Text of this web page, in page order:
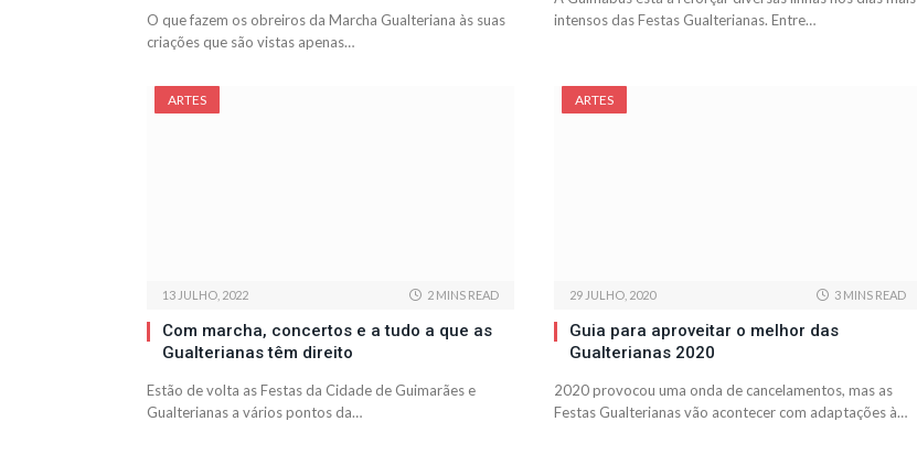
O que fazem os obreiros da Marcha Gualteriana às suas
criações que são vistas apenas…
intensos das Festas Gualterianas. Entre…
ARTES
13 JULHO, 2022 2 MINS READ
Com marcha, concertos e a tudo a que as
Gualterianas têm direito
Estão de volta as Festas da Cidade de Guimarães e
Gualterianas a vários pontos da…
ARTES
29 JULHO, 2020 3 MINS READ
Guia para aproveitar o melhor das
Gualterianas 2020
2020 provocou uma onda de cancelamentos, mas as
Festas Gualterianas vão acontecer com adaptações à…